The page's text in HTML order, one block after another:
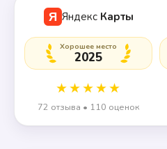
Я Яндекс Карты
★★★★★
72 отзыва • 110 оценок
Хорошее место
2025